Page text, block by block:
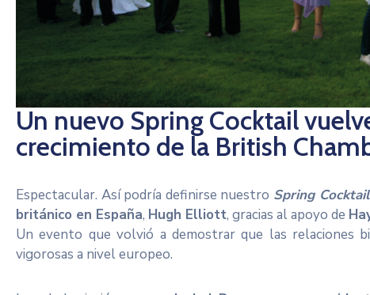
Un nuevo Spring Cocktail
crecimiento de la British
Espectacular. Así podría definirse nuestro Spring Cocktail
británico en España, Hugh Elliott, gracias al apoyo de
Un evento que volvió a demostrar que las relaciones
vigorosas a nivel europeo.